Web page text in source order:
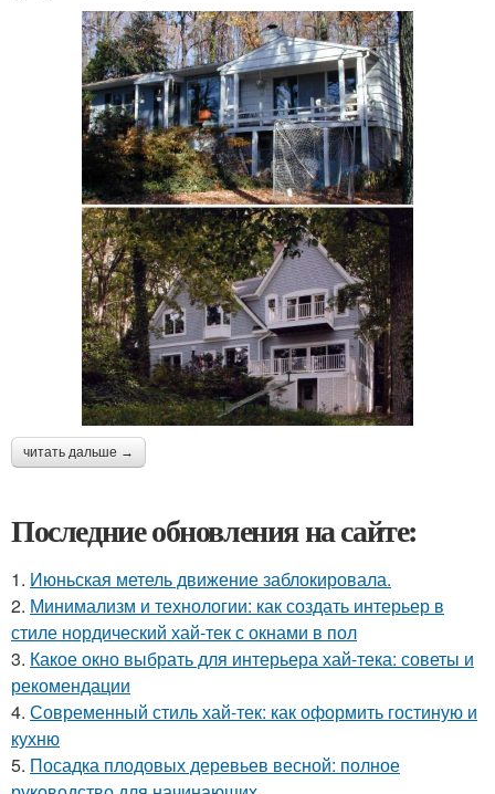
читать дальше →
Последние обновления на сайте:
1. Июньская метель движение заблокировала.
2. Минимализм и технологии: как создать интерьер в
стиле нордический хай-тек с окнами в пол
3. Какое окно выбрать для интерьера хай-тека: советы и
рекомендации
4. Современный стиль хай-тек: как оформить гостиную и
кухню
5. Посадка плодовых деревьев весной: полное